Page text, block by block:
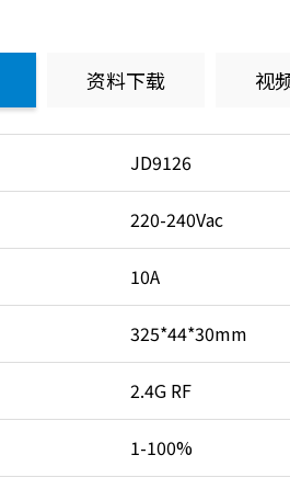
资料下载 视
JD9126
220-240Vac
10A
325*44*30mm
2.4G RF
1-100%